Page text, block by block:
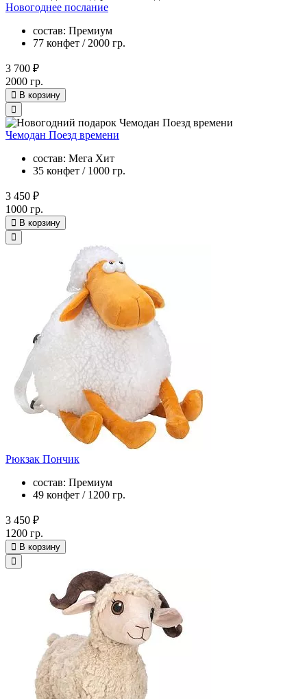
Новогоднее послание
состав: Премиум
77 конфет / 2000 гр.
3 700 ₽
2000 гр.
В корзину
Чемодан Поезд времени
состав: Мега Хит
35 конфет / 1000 гр.
3 450 ₽
1000 гр.
В корзину
Рюкзак Пончик
состав: Премиум
49 конфет / 1200 гр.
3 450 ₽
1200 гр.
В корзину